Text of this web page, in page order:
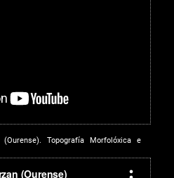
Topografía Morfolóxica e